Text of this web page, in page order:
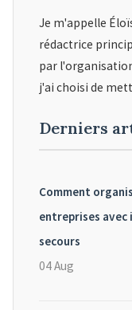
Je m'appelle
rédactrice
par
j'ai choisi de
Derniers
Comment
entreprises
secours
04 Aug